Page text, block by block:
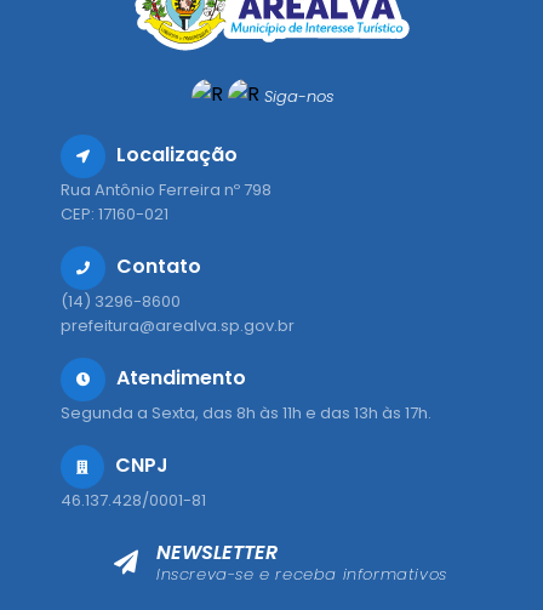
Siga-nos
Localização
Rua Antônio Ferreira nº 798
CEP: 17160-021
Contato
(14) 3296-8600
prefeitura@arealva.sp.gov.br
Atendimento
Segunda a Sexta, das 8h às 11h e das 13h às 17h.
CNPJ
46.137.428/0001-81
NEWSLETTER
Inscreva-se e receba informativos